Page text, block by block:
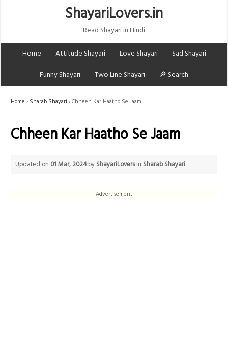
ShayariLovers.in
Read Shayari in Hindi
Home
Attitude Shayari Love Shayari
Sad Shayari
Funny Shayari
Two Line Shayari 🔎 Search
Home Sharab Shayari Chheen Kar Haatho Se Jaam
Chheen Kar Haatho Se Jaam
Updated on 01 Mar, 2024by ShayariLoversin Sharab Shayari
Advertisement